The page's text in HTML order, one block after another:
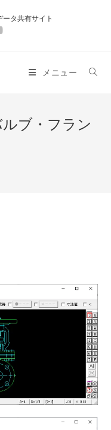
ータ共有サイト
メニュー
ブ・フラン